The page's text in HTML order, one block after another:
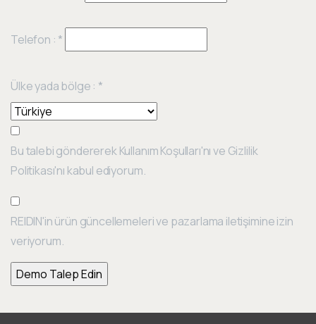
Telefon : *
Ülke yada bölge : *
Bu talebi göndererek Kullanım Koşulları'nı ve Gizlilik
Politikası'nı kabul ediyorum.
REIDIN'in ürün güncellemeleri ve pazarlama iletişimine izin
veriyorum.